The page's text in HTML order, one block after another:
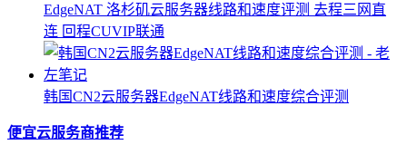
EdgeNAT 洛杉矶云服务器线路和速度评测 去程三网直
连 回程CUVIP联通
韩国CN2云服务器EdgeNAT线路和速度综合评测
便宜云服务商推荐